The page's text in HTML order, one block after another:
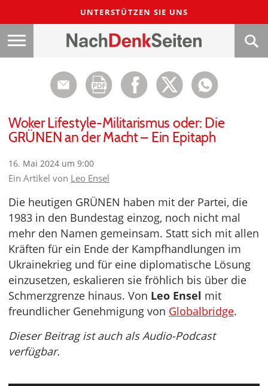
UNTERSTÜTZEN SIE UNS
Woker Lifestyle-Militarismus oder: Die
GRÜNEN an der Macht – Ein Epitaph
16. Mai 2024 um 9:00
Ein Artikel von Leo Ensel
Die heutigen GRÜNEN haben mit der Partei, die
1983 in den Bundestag einzog, noch nicht mal
mehr den Namen gemeinsam. Statt sich mit allen
Kräften für ein Ende der Kampfhandlungen im
Ukrainekrieg und für eine diplomatische Lösung
einzusetzen, eskalieren sie fröhlich bis über die
Schmerzgrenze hinaus. Von Leo Ensel mit
freundlicher Genehmigung von Globalbridge.
Dieser Beitrag ist auch als Audio-Podcast
verfügbar.